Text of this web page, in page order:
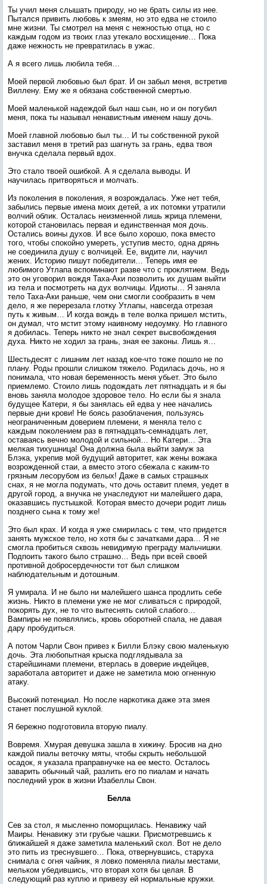
Ты учил меня слышать природу, но не брать силы из нее.
Пытался привить любовь к змеям, но это едва не стоило
мне жизни. Ты смотрел на меня с нежностью отца, но с
каждым годом из твоих глаз утекало восхищение… Пока
даже нежность не превратилась в ужас.
А я всего лишь любила тебя…
Моей первой любовью был брат. И он забыл меня, встретив
Виллену. Ему же я обязана собственной смертью.
Моей маленькой надеждой был наш сын, но и он погубил
меня, пока ты называл ненавистным именем нашу дочь.
Моей главной любовью был ты… И ты собственной рукой
заставил меня в третий раз шагнуть за грань, едва твоя
внучка сделала первый вдох.
Это стало твоей ошибкой. А я сделала выводы. И
научилась притворяться и молчать.
Из поколения в поколения, я возрождалась. Уже нет тебя,
забылись первые имена моих детей, а их потомки утратили
волчий облик. Осталась неизменной лишь жрица племени,
которой становилась первая и единственная моя дочь.
Остались воины духов. И все было хорошо, пока вместо
того, чтобы спокойно умереть, уступив место, одна дрянь
не соединила душу с волчицей. Ее, видите ли, научил
жених. Историю пишут победители… Теперь имя ее
любимого Утлапа вспоминают разве что с проклятием. Ведь
это он уговорил вождя Таха-Аки позволить их душам выйти
из тела и посмотреть на дух волчицы. Идиоты… Я заняла
тело Таха-Аки раньше, чем они смогли сообразить в чем
дело, я же перерезала глотку Утлапы, навсегда отрезая
путь к живым… И когда вождь в теле волка пришел мстить,
он думал, что мстит этому наивному недоумку. Но главного
я добилась. Теперь никто не знал секрет высвобождения
духа. Никто не ходил за грань, зная ее законы. Лишь я…
Шестьдесят с лишним лет назад кое-что тоже пошло не по
плану. Роды прошли слишком тяжело. Родилась дочь, но я
понимала, что новая беременность меня убьет. Это было
приемлемо. Стоило лишь подождать лет пятнадцать и я бы
вновь заняла молодое здоровое тело. Но если бы я знала
будущее Катери, я бы занялась ей едва у нее начались
первые дни крови! Не боясь разоблачения, пользуясь
неограниченным доверием племени, я меняла тело с
каждым поколением раз в пятнадцать-семнадцать лет,
оставаясь вечно молодой и сильной… Но Катери… Эта
мелкая тихушница! Она должна была выйти замуж за
Блэка, укрепив мой будущий авторитет, как жены вожака
возрожденной стаи, а вместо этого сбежала с каким-то
грязным лесорубом из белых! Даже в самых страшных
снах, я не могла подумать, что дочь оставит племя, уедет в
другой город, а внучка не унаследуют ни малейшего дара,
оказавшись пустышкой. Которая вместо дочери родит лишь
позднего сына к тому же!
Это был крах. И когда я уже смирилась с тем, что придется
занять мужское тело, но хотя бы с зачатками дара… Я не
смогла пробиться сквозь невидимую преграду мальчишки.
Подпоить такого было страшно… Ведь при всей своей
противной добросердечности тот был слишком
наблюдательным и дотошным.
Я умирала. И не было ни малейшего шанса продлить себе
жизнь. Никто в племени уже не мог сливаться с природой,
покорять дух, не то что вытеснять силой слабого…
Вампиры не появлялись, кровь оборотней спала, не давая
дару пробудиться.
А потом Чарли Свон привез к Билли Блэку свою маленькую
дочь. Эта любопытная крыска подглядывала за
старейшинами племени, втерлась в доверие индейцев,
заработала авторитет и даже не заметила мою огненную
атаку.
Высокий потенциал. Но после наркотика даже эта змея
станет послушной куклой.
Я бережно подготовила вторую пиалу.
Вовремя. Хмурая девушка зашла в хижину. Бросив на дно
каждой пиалы веточку мяты, чтобы скрыть небольшой
осадок, я указала праправнучке на ее место. Осталось
заварить обычный чай, разлить его по пиалам и начать
последний урок в жизни Изабеллы Свон.
Белла
Сев за стол, я мысленно поморщилась. Ненавижу чай
Маиры. Ненавижу эти грубые чашки. Присмотревшись к
ближайшей я даже заметила маленький скол. Вот не дело
это пить из треснувшего… Пока, отвернувшись, старуха
снимала с огня чайник, я ловко поменяла пиалы местами,
мельком убедившись, что вторая хотя бы целая. В
следующий раз куплю и привезу ей нормальные кружки.